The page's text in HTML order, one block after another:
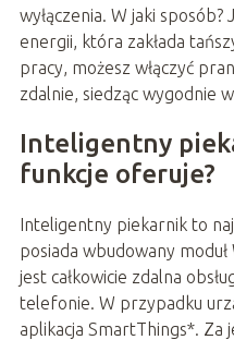
wyłączenia. W jaki
energii, która zakłada
pracy, możesz włączyć
zdalnie, siedząc wygodnie
Inteligentny
funkcje oferuje?
Inteligentny piekarnik to
posiada wbudowany
jest całkowicie zdalna
telefonie. W przypadku
aplikacja SmartThings*. Za